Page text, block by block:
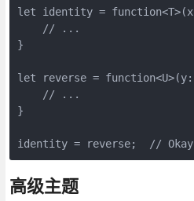
let identity =
    // ...
}
let reverse =
    // ...
}
高级主题